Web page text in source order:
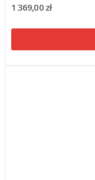
1 369,00 zł